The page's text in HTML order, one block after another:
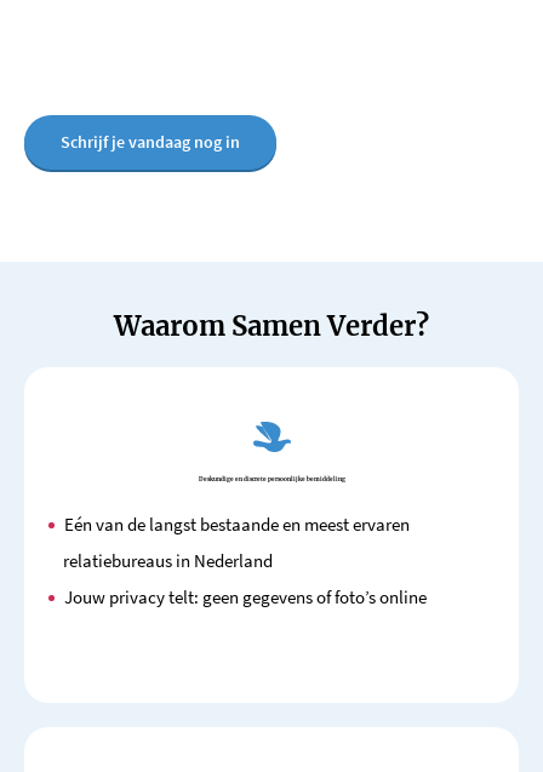
Schrijf je vandaag nog in
Waarom Samen Verder?
Deskundige en discrete persoonlijke bemiddeling
Eén van de langst bestaande en meest ervaren
relatiebureaus in Nederland
Jouw privacy telt: geen gegevens of foto’s online